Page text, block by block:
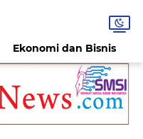
Ekonomi dan Bisnis